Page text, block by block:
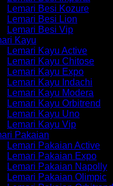
Lemari Besi Kozure
Lemari Besi Lion
Lemari Besi Vip
Kayu
Lemari Kayu Active
Lemari Kayu Chitose
Lemari Kayu Expo
Lemari Kayu Indachi
Lemari Kayu Modera
Lemari Kayu Orbitrend
Lemari Kayu Uno
Lemari Kayu Vip
Pakaian
Lemari Pakaian Active
Lemari Pakaian Expo
Lemari Pakaian Napolly
Lemari Pakaian Olimpic